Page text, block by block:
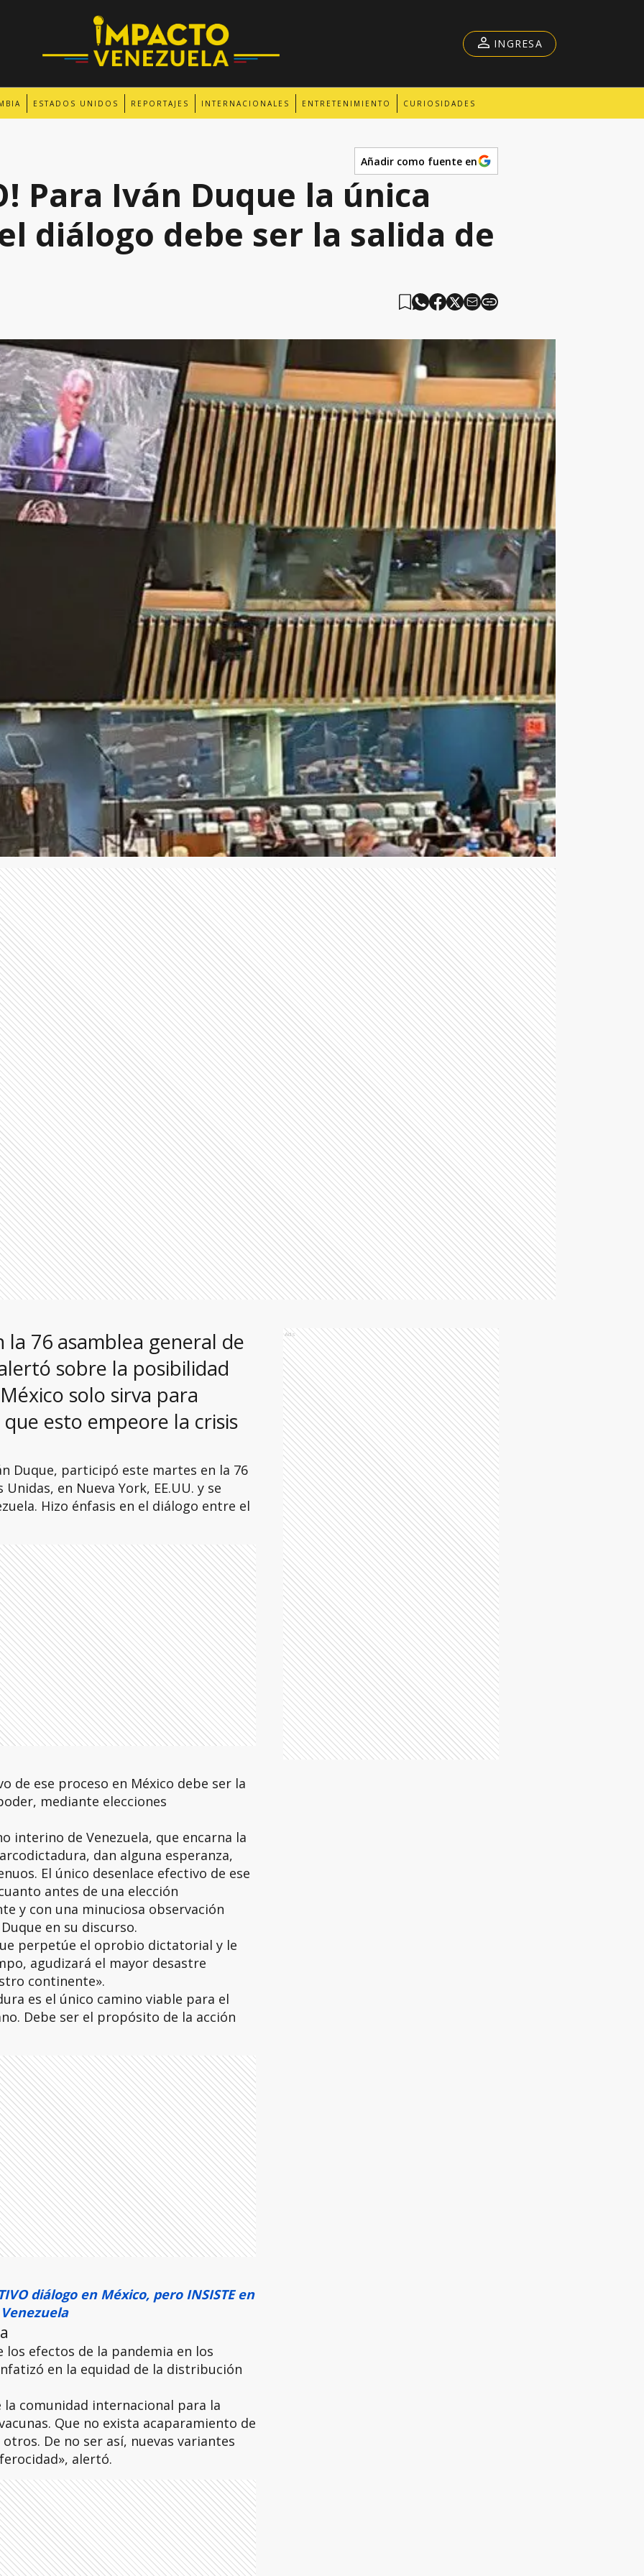
ESTADOS UNIDOS REPORTAJES INTERNACIONALES ENTRETENIMIENTO CURIOSIDADES
INGRESA
Añadir como fuente en
Para Iván Duque la única
diálogo debe ser la salida de
la 76 asamblea general de
sobre la posibilidad
solo sirva para
esto empeore la crisis
Duque, participó este martes en la 76
en Nueva York, EE.UU. y se
Hizo énfasis en el diálogo entre el
de ese proceso en México debe ser la
mediante elecciones
interino de Venezuela, que encarna la
dan alguna esperanza,
El único desenlace efectivo de ese
antes de una elección
y con una minuciosa observación
en su discurso.
perpetúe el oprobio dictatorial y le
agudizará el mayor desastre
continente».
es el único camino viable para el
Debe ser el propósito de la acción
diálogo en México, pero INSISTE en
efectos de la pandemia en los
en la equidad de la distribución
comunidad internacional para la
Que no exista acaparamiento de
De no ser así, nuevas variantes
alertó.
Ads